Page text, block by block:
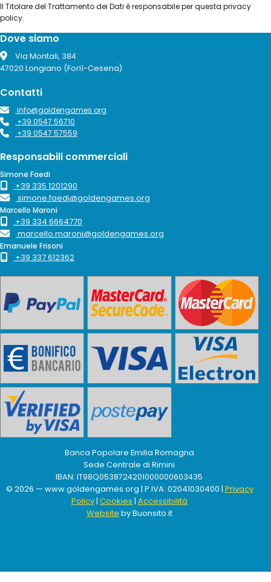
Il Titolare del Trattamento dei Dati è responsabile per questa privacy
policy.
Dove siamo
Via Montali, 384
47020 Longiano (Forlì-Cesena)
Contatti
info@goldengames.org
+39 0547 56710
+39 0547 57559
Responsabili commerciali
Simone Faedi
+39 335 1201290
simone.faedi@goldengames.org
Marcello Maroni
+39 334 6664770
marcello.maroni@goldengames.org
Emanuele Frisoni
+39 337 612362
Banca Popolare Emilia Romagna
Sede Centrale di Rimini
IBAN: IT98Q0538724201000000603435
© 2026 — www.goldengames.org | P.IVA: 02041030400 | Privacy
Policy| Cookies | Accessibilità
Website by Buonsito.it